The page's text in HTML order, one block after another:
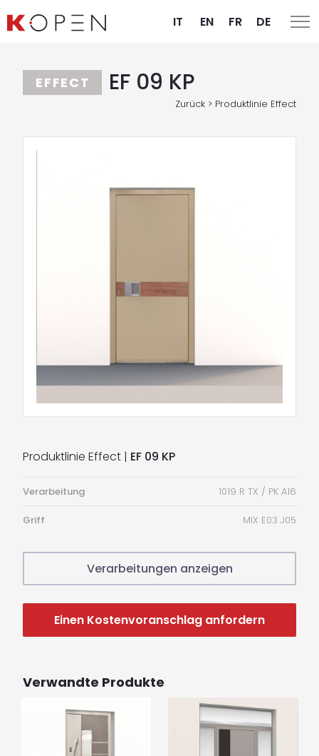
IT EN FR DE
EFFECT EF 09 KP
Zurück > Produktlinie Effect
Produktlinie Effect | EF 09 KP
Verarbeitung 1019 R TX / PK A16
Griff MIX E03 J05
Verarbeitungen anzeigen
Einen Kostenvoranschlag anfordern
Verwandte Produkte